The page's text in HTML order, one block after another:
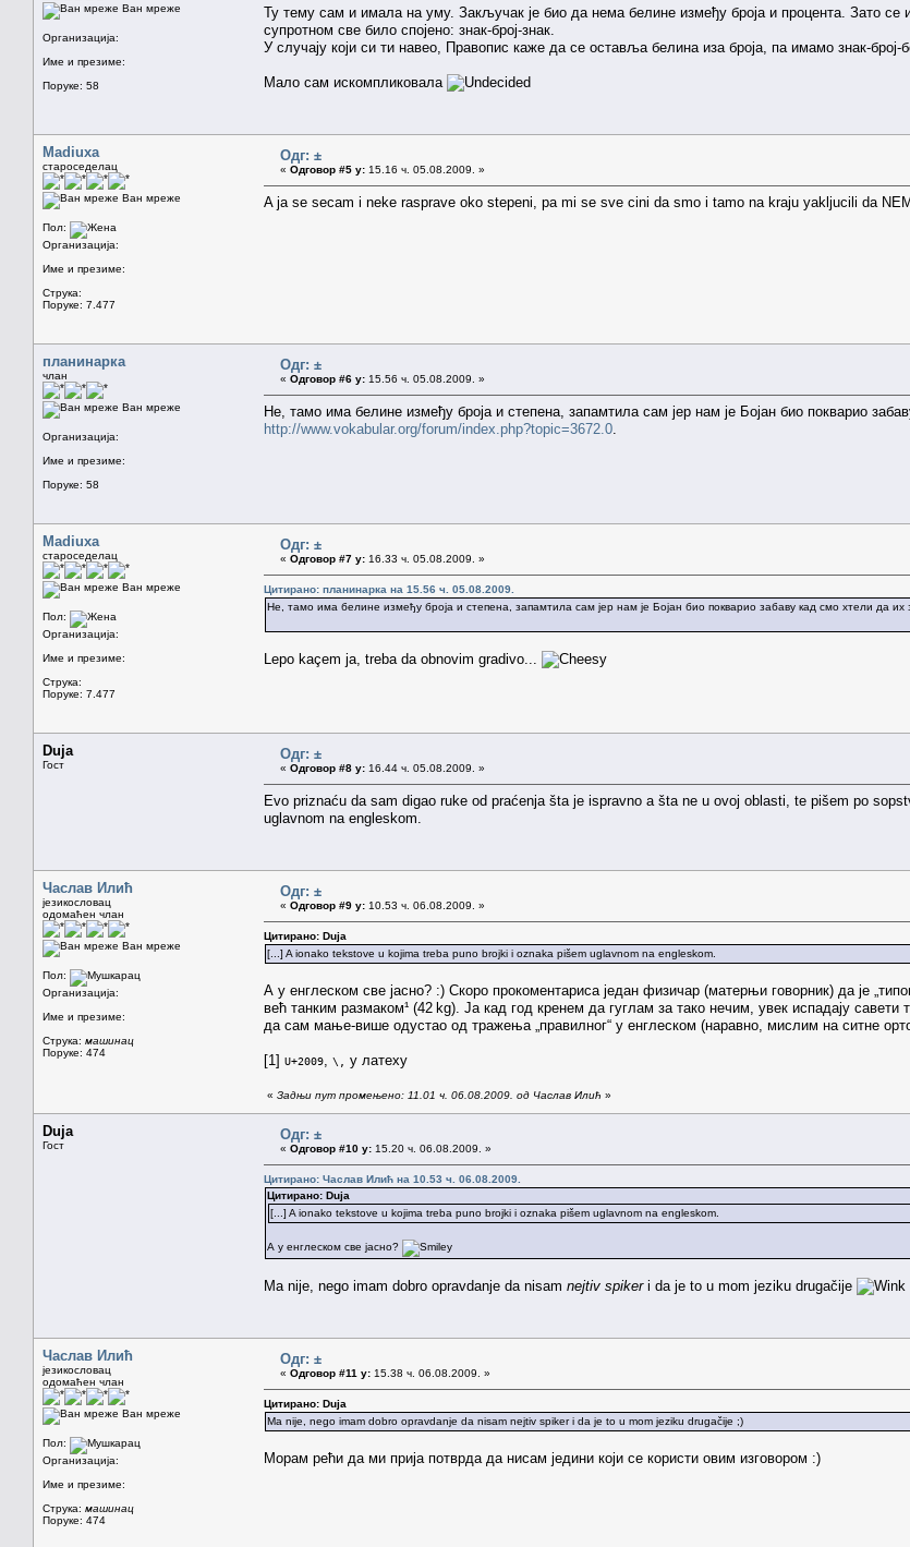
Ван мреже
Организација:
Име и презиме:
Поруке: 58
Ту тему сам и имала на уму. Закључак је био да нема белине између броја и процента. Зато
супротном све било спојено: знак-број-знак.
У случају који си ти навео, Правопис каже да се оставља белина иза броја, па имамо знак-број-
Мало сам искомпликовала
Madiuxa
староседелац
Ван мреже
Пол:
Организација:
Име и презиме:
Струка:
Поруке: 7.477
Одг: ±
« Одговор #5 у: 15.16 ч. 05.08.2009. »
A ja se secam i neke rasprave oko stepeni, pa mi se sve cini da smo i tamo na kraju yakljucili da
планинарка
члан
Ван мреже
Организација:
Име и презиме:
Поруке: 58
Одг: ±
« Одговор #6 у: 15.56 ч. 05.08.2009. »
Не, тамо има белине између броја и степена, запамтила сам јер нам је Бојан био покварио
http://www.vokabular.org/forum/index.php?topic=3672.0
Madiuxa
староседелац
Ван мреже
Пол:
Организација:
Име и презиме:
Струка:
Поруке: 7.477
Одг: ±
« Одговор #7 у: 16.33 ч. 05.08.2009. »
Цитирано: планинарка на 15.56 ч. 05.08.2009.
Не, тамо има белине између броја и степена, запамтила сам јер нам је Бојан био покварио забаву кад смо хтели да их
Lepo kaçem ja, treba da obnovim gradivo...
Duja
Гост
Одг: ±
« Одговор #8 у: 16.44 ч. 05.08.2009. »
Evo priznaću da sam digao ruke od praćenja šta je ispravno a šta ne u ovoj oblasti, te pišem po
uglavnom na engleskom.
Часлав Илић
језикословац
одомаћен члан
Ван мреже
Пол:
Организација:
Име и презиме:
Струка: машинац
Поруке: 474
Одг: ±
« Одговор #9 у: 10.53 ч. 06.08.2009. »
Цитирано: Duja
[...] A ionako tekstove u kojima treba puno brojki i oznaka pišem uglavnom na engleskom.
А у енглеском све јасно? :) Скоро прокоментариса један физичар (матерњи говорник) да је
већ танким размаком¹ (42 kg). Ја кад год кренем да гуглам за тако нечим, увек испадају
да сам мање-више одустао од тражења „правилног“ у енглеском (наравно, мислим на ситне
[1] U+2009 \, у латеху
« Задњи пут промењено: 11.01 ч. 06.08.2009. од Часлав Илић »
Duja
Гост
Одг: ±
« Одговор #10 у: 15.20 ч. 06.08.2009. »
Цитирано: Часлав Илић на 10.53 ч. 06.08.2009.
Цитирано: Duja
[...] A ionako tekstove u kojima treba puno brojki i oznaka pišem uglavnom na engleskom.
А у енглеском све јасно?
Ma nije, nego imam dobro opravdanje da nisam nejtiv spikeri da je to u mom jeziku drugačije
Часлав Илић
језикословац
одомаћен члан
Ван мреже
Пол:
Организација:
Име и презиме:
Струка: машинац
Поруке: 474
Одг: ±
« Одговор #11 у: 15.38 ч. 06.08.2009. »
Цитирано: Duja
Ma nije, nego imam dobro opravdanje da nisam nejtiv spiker i da je to u mom jeziku drugačije ;)
Морам рећи да ми прија потврда да нисам једини који се користи овим изговором :)